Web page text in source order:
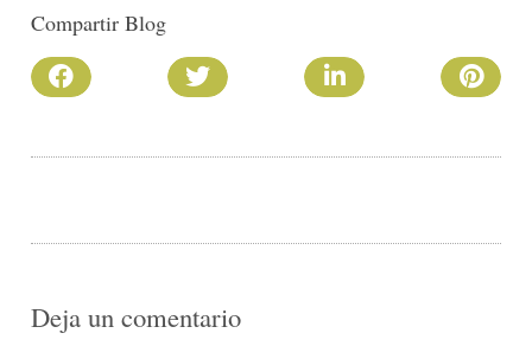
Compartir Blog
Deja un comentario